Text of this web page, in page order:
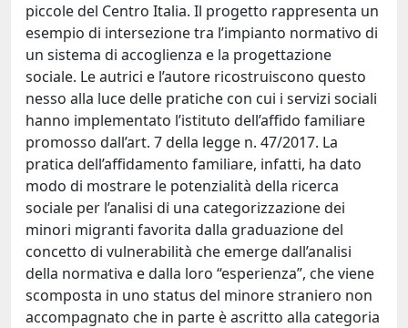
piccole del Centro Italia. Il progetto rappresenta un
esempio di intersezione tra l’impianto normativo di
un sistema di accoglienza e la progettazione
sociale. Le autrici e l’autore ricostruiscono questo
nesso alla luce delle pratiche con cui i servizi sociali
hanno implementato l’istituto dell’affido familiare
promosso dall’art. 7 della legge n. 47/2017. La
pratica dell’affidamento familiare, infatti, ha dato
modo di mostrare le potenzialità della ricerca
sociale per l’analisi di una categorizzazione dei
minori migranti favorita dalla graduazione del
concetto di vulnerabilità che emerge dall’analisi
della normativa e dalla loro “esperienza”, che viene
scomposta in uno status del minore straniero non
accompagnato che in parte è ascritto alla categoria